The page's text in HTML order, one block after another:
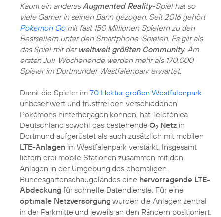
Kaum ein anderesAugmented Reality-Spiel hat so
viele Gamer in seinen Bann gezogen: Seit 2016 gehört
Pokémon Gomit fast 150 Millionen Spielern zu den
Bestsellern unter den Smartphone-Spielen. Es gilt als
das Spiel mit der weltweit größten Community. Am
ersten Juli-Wochenende werden mehr als 170.000
Spieler im Dortmunder Westfalenpark erwartet.
Damit die Spieler im 70 Hektar großen Westfalenpark
unbeschwert und frustfrei den verschiedenen
Pokémons hinterherjagen können, hat Telefónica
Deutschland sowohl das bestehende O2 Netz in
Dortmund aufgerüstet als auch zusätzlich mit mobilen
LTE-Anlagen im Westfalenpark verstärkt. Insgesamt
liefern drei mobile Stationen zusammen mit den
Anlagen in der Umgebung des ehemaligen
Bundesgartenschaugeländes eine hervorragende LTE-
Abdeckung für schnelle Datendienste. Für eine
optimale Netzversorgung wurden die Anlagen zentral
in der Parkmitte und jeweils an den Rändern positioniert.